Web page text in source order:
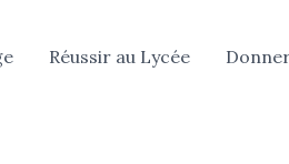
Réussir au Lycée